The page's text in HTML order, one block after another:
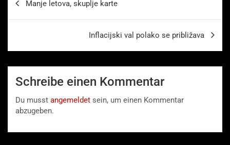
Manje letova, skuplje karte
Inflacijski val polako se približava
Schreibe einen Kommentar
Du musst angemeldet sein, um einen Kommentar
abzugeben.